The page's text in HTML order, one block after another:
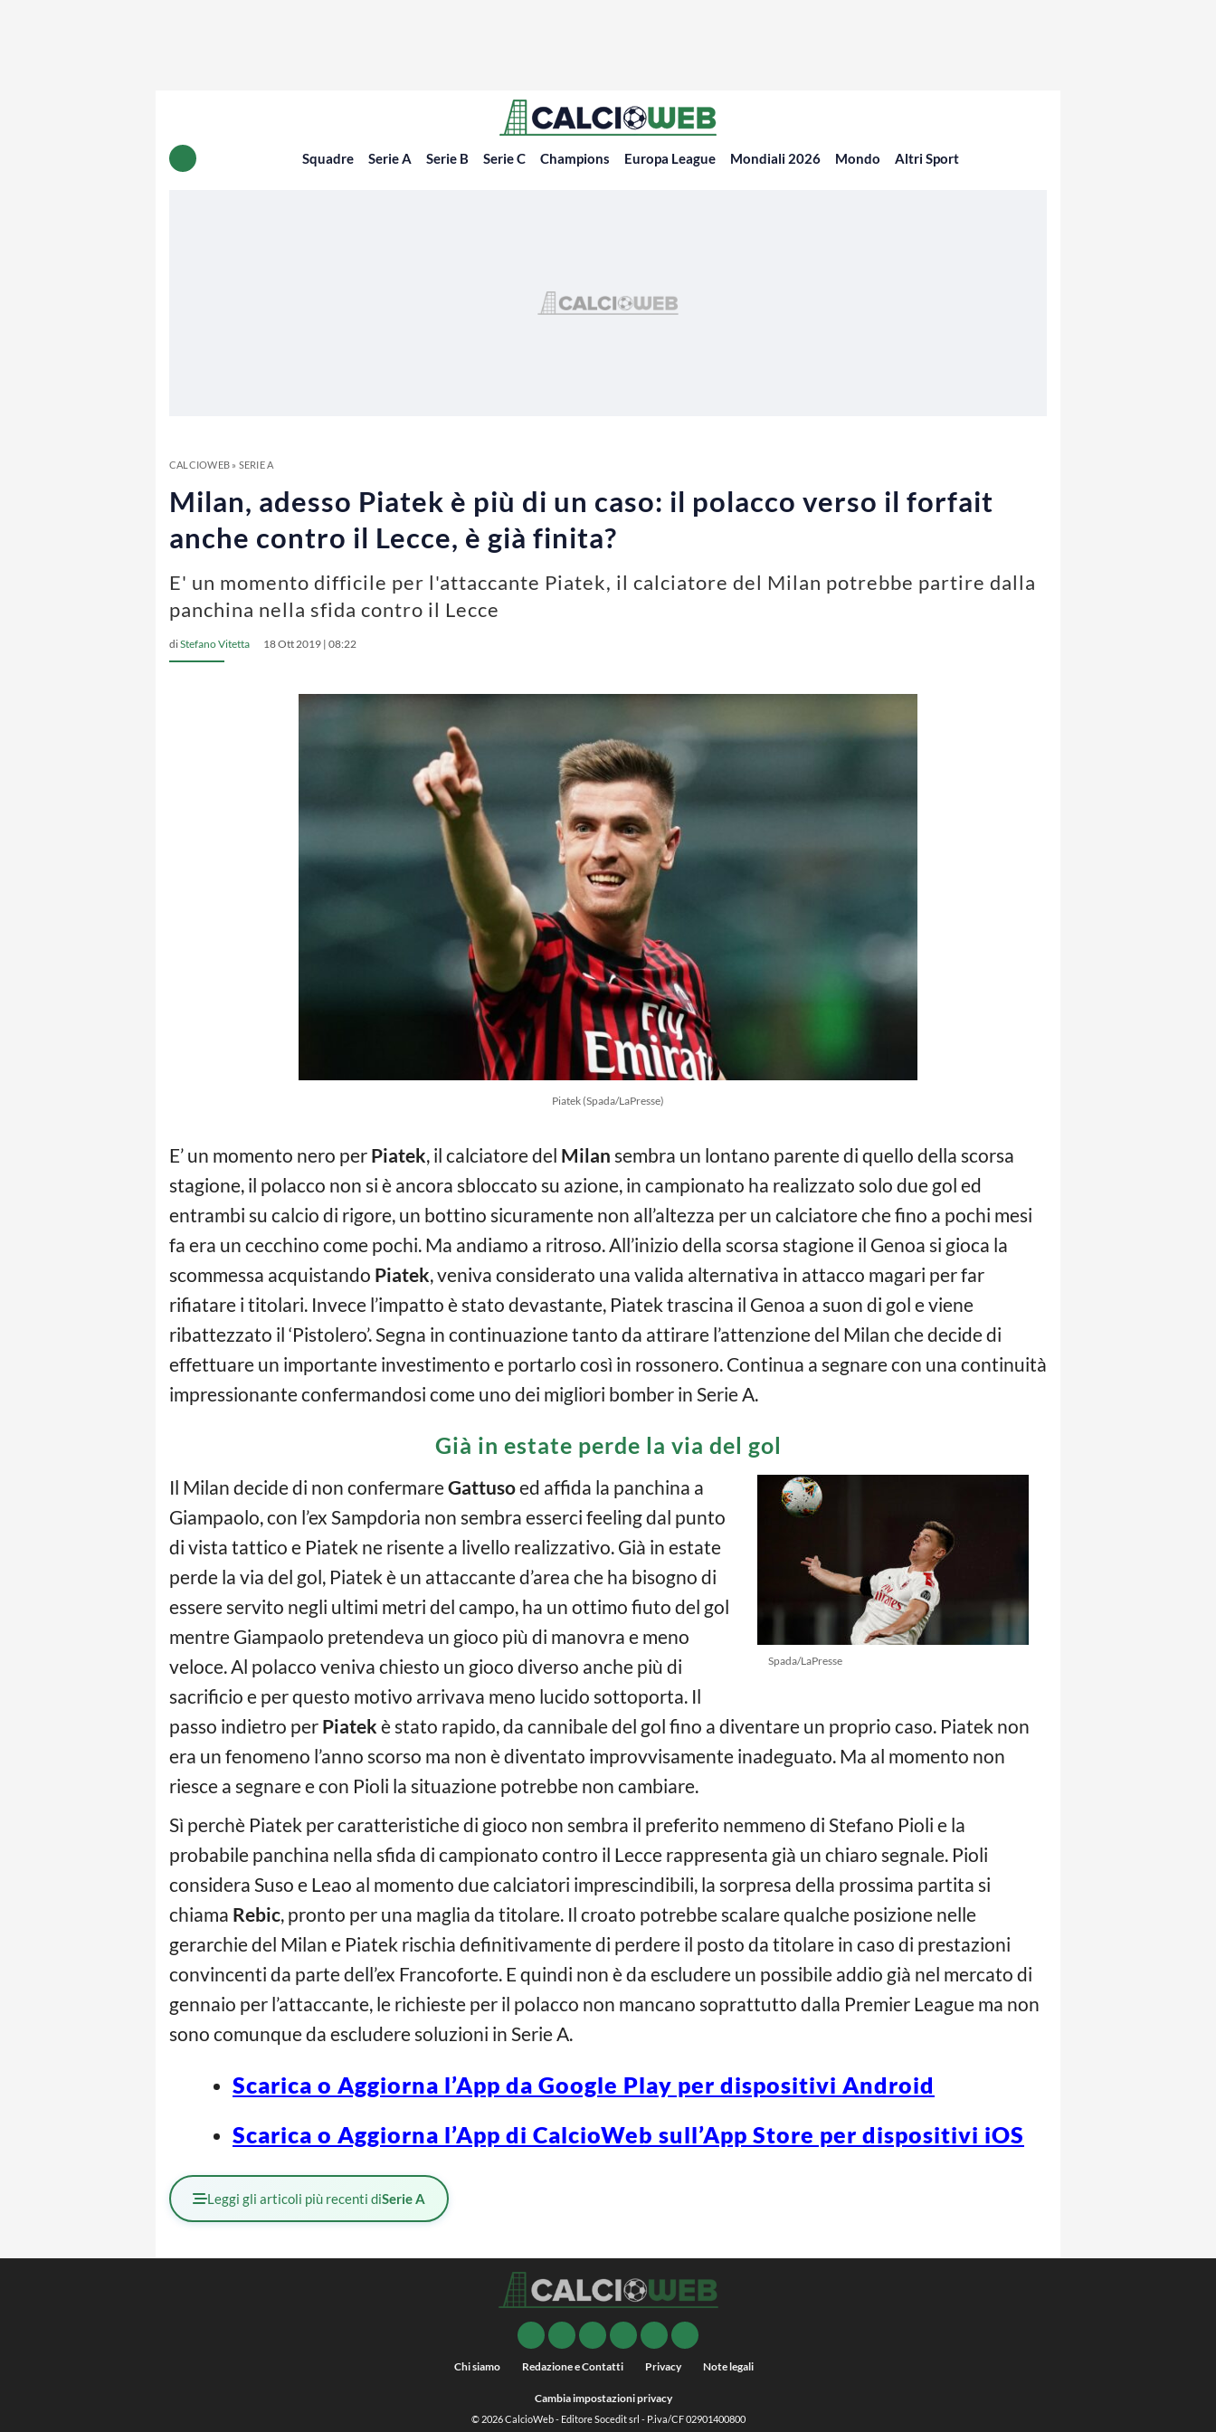
Squadre Serie A Serie B Serie C Champions Europa League Mondiali 2026 Mondo Altri Sport
CALCIOWEB» SERIE A
Milan, adesso Piatek è più di un caso: il polacco verso il forfait
anche contro il Lecce, è già finita?
E' un momento difficile per l'attaccante Piatek, il calciatore del Milan potrebbe partire dalla
panchina nella sfida contro il Lecce
diStefano Vitetta 18 Ott 2019 | 08:22
Piatek (Spada/LaPresse)
E’ un momento nero per Piatek, il calciatore del Milan sembra un lontano parente di quello della scorsa
stagione, il polacco non si è ancora sbloccato su azione, in campionato ha realizzato solo due gol ed
entrambi su calcio di rigore, un bottino sicuramente non all’altezza per un calciatore che fino a pochi mesi
fa era un cecchino come pochi. Ma andiamo a ritroso. All’inizio della scorsa stagione il Genoa si gioca la
scommessa acquistando Piatek, veniva considerato una valida alternativa in attacco magari per far
rifiatare i titolari. Invece l’impatto è stato devastante, Piatek trascina il Genoa a suon di gol e viene
ribattezzato il ‘Pistolero’. Segna in continuazione tanto da attirare l’attenzione del Milan che decide di
effettuare un importante investimento e portarlo così in rossonero. Continua a segnare con una continuità
impressionante confermandosi come uno dei migliori bomber in Serie A.
Già in estate perde la via del gol
Spada/LaPresse
Il Milan decide di non confermareGattusoed affida la panchina a
Giampaolo, con l’ex Sampdoria non sembra esserci feeling dal punto
di vista tattico e Piatek ne risente a livello realizzativo. Già in estate
perde la via del gol, Piatek è un attaccante d’area che ha bisogno di
essere servito negli ultimi metri del campo, ha un ottimo fiuto del gol
mentre Giampaolo pretendeva un gioco più di manovra e meno
veloce. Al polacco veniva chiesto un gioco diverso anche più di
sacrificio e per questo motivo arrivava meno lucido sottoporta. Il
passo indietro per Piatek è stato rapido, da cannibale del gol fino a diventare un proprio caso. Piatek non
era un fenomeno l’anno scorso ma non è diventato improvvisamente inadeguato. Ma al momento non
riesce a segnare e con Pioli la situazione potrebbe non cambiare.
Sì perchè Piatek per caratteristiche di gioco non sembra il preferito nemmeno di Stefano Pioli e la
probabile panchina nella sfida di campionato contro il Lecce rappresenta già un chiaro segnale. Pioli
considera Suso e Leao al momento due calciatori imprescindibili, la sorpresa della prossima partita si
chiama Rebic, pronto per una maglia da titolare. Il croato potrebbe scalare qualche posizione nelle
gerarchie del Milan e Piatek rischia definitivamente di perdere il posto da titolare in caso di prestazioni
convincenti da parte dell’ex Francoforte. E quindi non è da escludere un possibile addio già nel mercato di
gennaio per l’attaccante, le richieste per il polacco non mancano soprattutto dalla Premier League ma non
sono comunque da escludere soluzioni in Serie A.
Scarica o Aggiorna l’App da Google Play per dispositivi Android
Scarica o Aggiorna l’App di CalcioWeb sull’App Store per dispositivi iOS
Leggi gli articoli più recenti diSerie A
Chi siamo Redazione e Contatti Privacy Note legali
Cambia impostazioni privacy
© 2026CalcioWeb- Editore Socedit srl - P.iva/CF 02901400800